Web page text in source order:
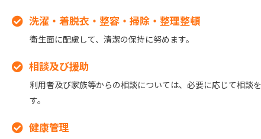
洗濯・着脱衣・整容・掃除・整理整頓
衛生面に配慮して、清潔の保持に努めます。
相談及び援助
利用者及び家族等からの相談については、必要に応じて相談
す。
健康管理